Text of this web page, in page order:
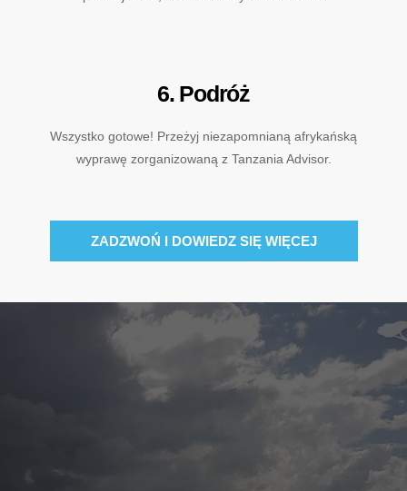
6. Podróż
Wszystko gotowe! Przeżyj niezapomnianą afrykańską
wyprawę zorganizowaną z Tanzania Advisor.
ZADZWOŃ I DOWIEDZ SIĘ WIĘCEJ